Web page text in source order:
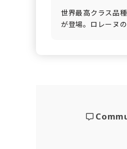
世界最高クラス品
が登場。ロレーヌ